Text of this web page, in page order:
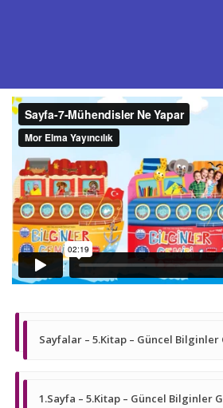
Sayfalar – 5.Kitap – Güncel Bilginler
1.Sayfa – 5.Kitap – Güncel Bilginler